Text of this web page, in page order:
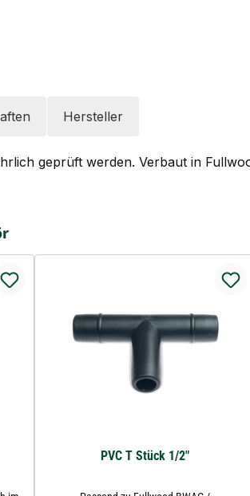
Hersteller
geprüft werden. Verbaut in
PVC T Stück 1/2"